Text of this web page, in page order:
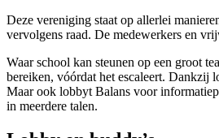
Deze vereniging staat op allerlei
vervolgens raad. De medewerkers en
Waar school kan steunen op een groot
bereiken, vóórdat het escaleert. Dankzij
Maar ook lobbyt Balans voor
in meerdere talen.